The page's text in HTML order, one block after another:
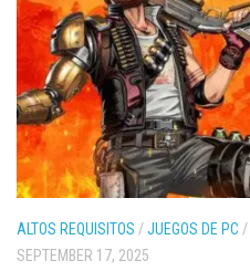
ALTOS REQUISITOS /JUEGOS DE PC /
SEPTEMBER 17, 2025